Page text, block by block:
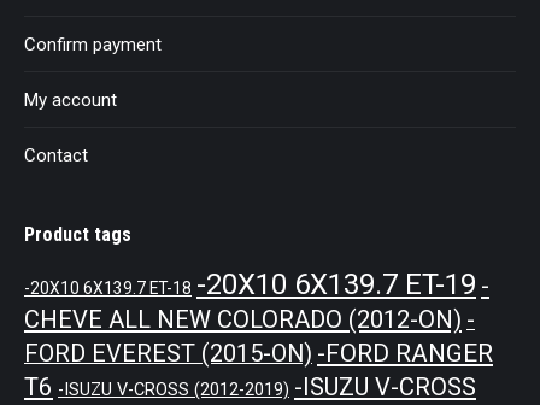
Confirm payment
My account
Contact
Product tags
-20X10 6X139.7 ET-18 -20X10 6X139.7 ET-19 -
CHEVE ALL NEW COLORADO (2012-ON) -
FORD EVEREST (2015-ON) -FORD RANGER
T6 -ISUZU V-CROSS (2012-2019) -ISUZU V-CROSS